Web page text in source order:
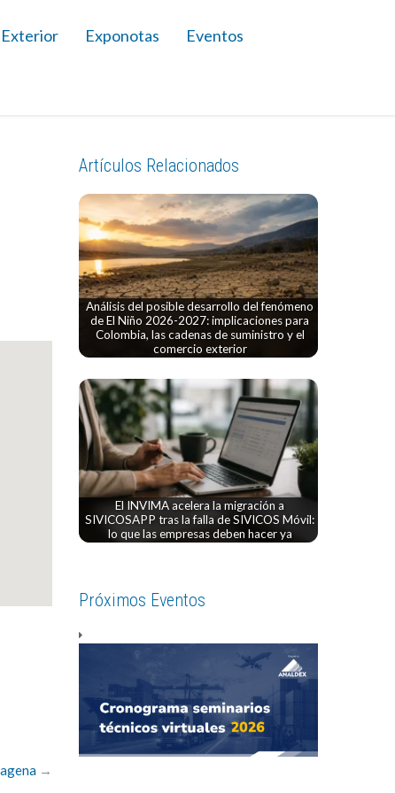
Exterior Exponotas Eventos
→
Artículos Relacionados
Análisis del posible desarrollo del fenómeno
de El Niño 2026-2027: implicaciones para
Colombia, las cadenas de suministro y el
comercio exterior
El INVIMA acelera la migración a
SIVICOSAPP tras la falla de SIVICOS Móvil:
lo que las empresas deben hacer ya
Próximos Eventos